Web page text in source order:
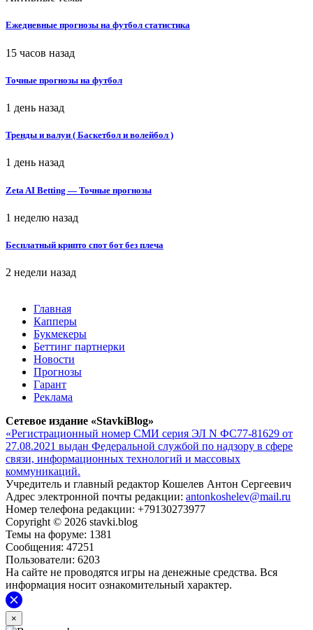
Ежедневные прогнозы на футбол статистика
15 часов назад
Точные прогнозы на футбол
1 день назад
Тренды и валуи ( Баскетбол и волейбол )
1 день назад
Zeta AI Betting — Точные прогнозы
1 неделю назад
Бесплатный крипто спот бот без плеча
2 недели назад
Главная
Капперы
Букмекеры
Беттинг партнерки
Новости
Прогнозы
Гарант
Реклама
Сетевое издание «StavkiBlog»
«Регистрационный номер СМИ серия ЭЛ N ФС77-81629 от
27.08.2021 выдан Федеральной службой по надзору в сфере
связи, информационных технологий и массовых
коммуникаций.
Учредитель и главный редактор Кошелев Антон Сергеевич
Адрес электронной почты редакции: antonkoshelev@mail.ru
Номер телефона редакции: +79130273977
Copyright © 2026 stavki.blog
Темы на форуме: 1381
Сообщения: 47251
Пользователи: 6203
На сайте не проводятся игры на денежные средства. Вся
информация носит ознакомительный характер.
×